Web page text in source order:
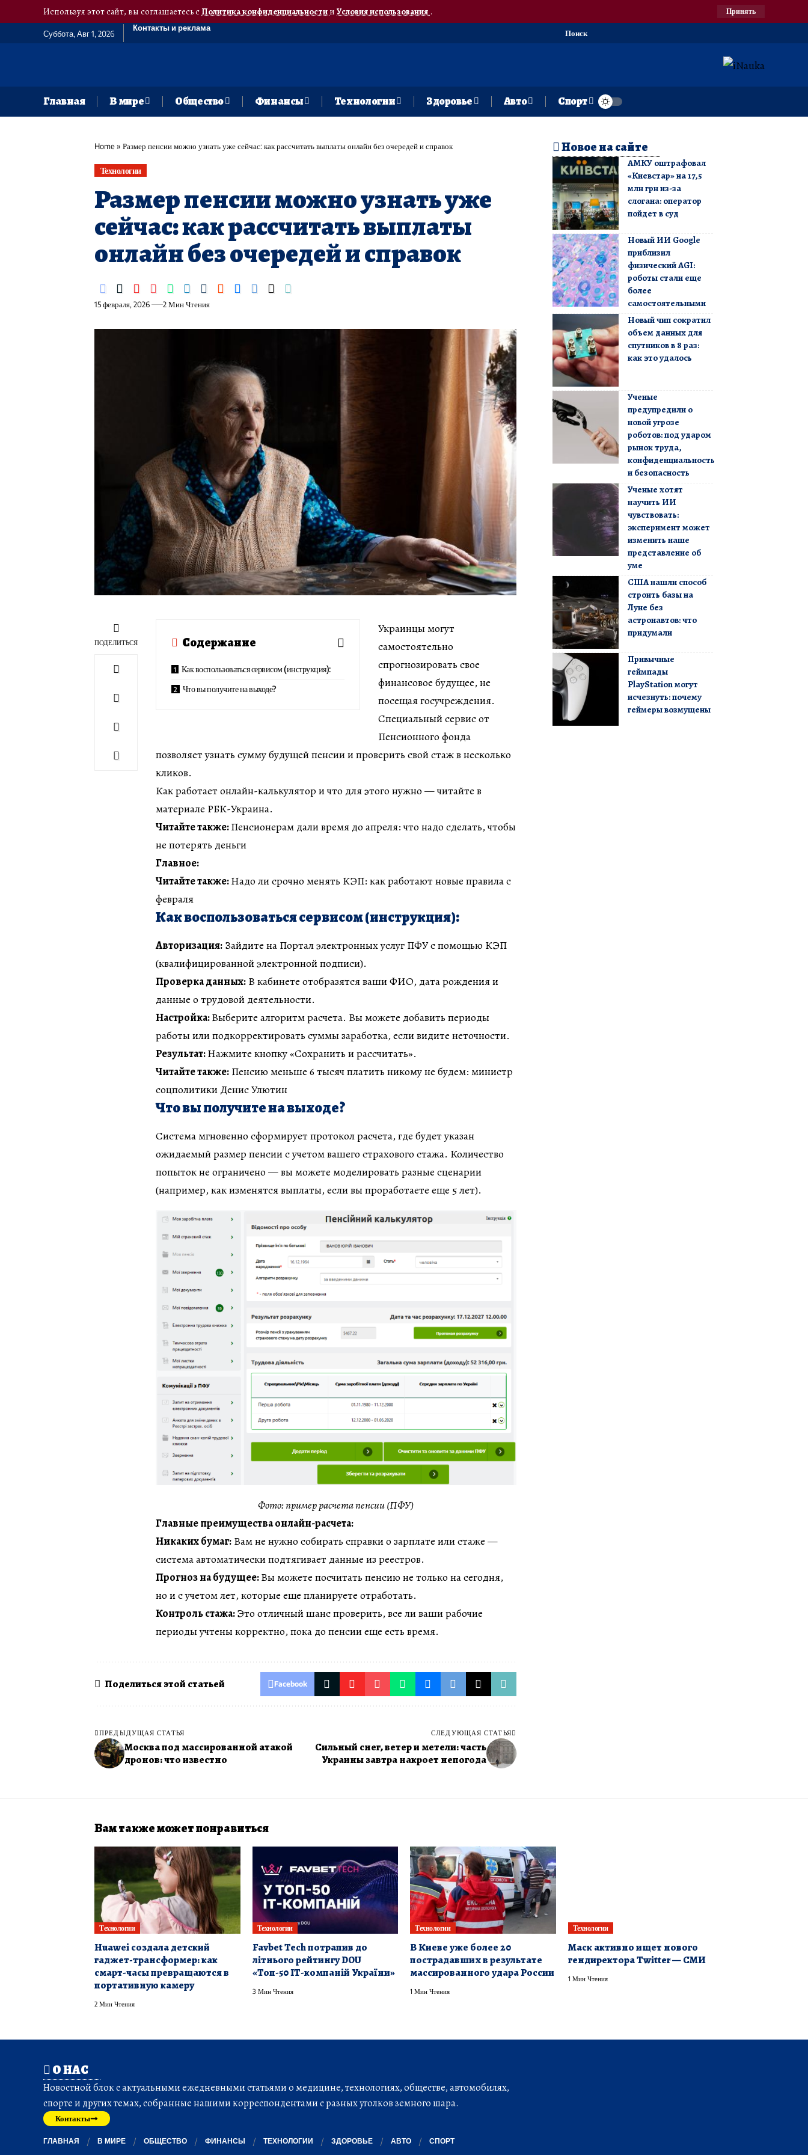
Используя этот сайт, вы соглашаетесь сПолитика конфиденциальностии Условия использования. Принять
Суббота, Авг 1, 2026
Контакты и реклама
Поиск
Главная В мире Общество Финансы Технологии Здоровье Авто Спорт
Home» Размер пенсии можно узнать уже сейчас: как рассчитать выплаты онлайн без очередей и справок
Технологии
Размер пенсии можно узнать уже
сейчас: как рассчитать выплаты
онлайн без очередей и справок
15 февраля, 2026 2 Мин Чтения
ПОДЕЛИТЬСЯ Содержание
Как воспользоваться сервисом (инструкция):
Что вы получите на выходе?
Украинцы могут
самостоятельно
спрогнозировать свое
финансовое будущее, не
посещая госучреждения.
Специальный сервис от
Пенсионного фонда
позволяет узнать сумму будущей пенсии и проверить свой стаж в несколько
кликов.
Как работает онлайн-калькулятор и что для этого нужно — читайте в
материале РБК-Украина.
Читайте также:Пенсионерам дали время до апреля: что надо сделать, чтобы
не потерять деньги
Главное:
Читайте также:Надо ли срочно менять КЭП: как работают новые правила с
февраля
Как воспользоваться сервисом (инструкция):
Авторизация: Зайдите на Портал электронных услуг ПФУ с помощью КЭП
(квалифицированной электронной подписи).
Проверка данных: В кабинете отобразятся ваши ФИО, дата рождения и
данные о трудовой деятельности.
Настройка:Выберите алгоритм расчета. Вы можете добавить периоды
работы или подкорректировать суммы заработка, если видите неточности.
Результат:Нажмите кнопку «Сохранить и рассчитать».
Читайте также: Пенсию меньше 6 тысяч платить никому не будем: министр
соцполитики Денис Улютин
Что вы получите на выходе?
Система мгновенно сформирует протокол расчета, где будет указан
ожидаемый размер пенсии с учетом вашего страхового стажа. Количество
попыток не ограничено — вы можете моделировать разные сценарии
(например, как изменятся выплаты, если вы проработаете еще 5 лет).
Фото: пример расчета пенсии (ПФУ)
Главные преимущества онлайн-расчета:
Никаких бумаг: Вам не нужно собирать справки о зарплате или стаже —
система автоматически подтягивает данные из реестров.
Прогноз на будущее:Вы можете посчитать пенсию не только на сегодня,
но и с учетом лет, которые еще планируете отработать.
Контроль стажа:Это отличный шанс проверить, все ли ваши рабочие
периоды учтены корректно, пока до пенсии еще есть время.
Поделиться этой статьей Facebook
ПРЕДЫДУЩАЯ СТАТЬЯ
Москва под массированной атакой
дронов: что известно
СЛЕДУЮЩАЯ СТАТЬЯ
Сильный снег, ветер и метели: часть
Украины завтра накроет непогода
Новое на сайте
АМКУ оштрафовал
«Киевстар» на 17,5
млн грн из-за
слогана: оператор
пойдет в суд
Новый ИИ Google
приблизил
физический AGI:
роботы стали еще
более
самостоятельными
Новый чип сократил
объем данных для
спутников в 8 раз:
как это удалось
Ученые
предупредили о
новой угрозе
роботов: под ударом
рынок труда,
конфиденциальность
и безопасность
Ученые хотят
научить ИИ
чувствовать:
эксперимент может
изменить наше
представление об
уме
США нашли способ
строить базы на
Луне без
астронавтов: что
придумали
Привычные
геймпады
PlayStation могут
исчезнуть: почему
геймеры возмущены
Вам также может понравиться
Технологии
Huawei создала детский
гаджет-трансформер: как
смарт-часы превращаются в
портативную камеру
2 Мин Чтения
Технологии
Favbet Tech потрапив до
літнього рейтингу DOU
«Топ-50 ІТ-компаній України»
3 Мин Чтения
Технологии
В Киеве уже более 20
пострадавших в результате
массированного удара России
1 Мин Чтения
Технологии
Маск активно ищет нового
гендиректора Twitter — СМИ
1 Мин Чтения
О НАС
Новостной блок с актуальными ежедневными статьями о медицине, технологиях, обществе, автомобилях,
спорте и других темах, собранные нашими корреспондентами с разных уголков земного шара.
Контакты
ГЛАВНАЯ В МИРЕ ОБЩЕСТВО ФИНАНСЫ ТЕХНОЛОГИИ ЗДОРОВЬЕ АВТО СПОРТ